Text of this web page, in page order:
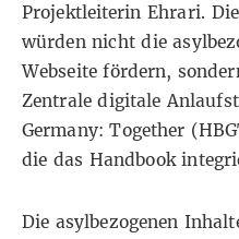
Projektleiterin Ehrari.
würden nicht die
Webseite fördern,
Zentrale digitale
Germany: Together
die das Handbook
Die asylbezogenen